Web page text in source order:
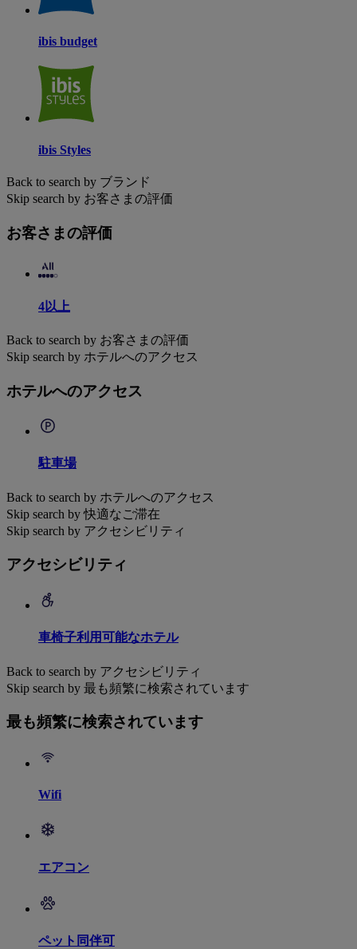
ibis budget
ibis Styles
Back to search by ブランド
Skip search by お客さまの評価
お客さまの評価
4以上
Back to search by お客さまの評価
Skip search by ホテルへのアクセス
ホテルへのアクセス
駐車場
Back to search by ホテルへのアクセス
Skip search by 快適なご滞在
Skip search by アクセシビリティ
アクセシビリティ
車椅子利用可能なホテル
Back to search by アクセシビリティ
Skip search by 最も頻繁に検索されています
最も頻繁に検索されています
Wifi
エアコン
ペット同伴可